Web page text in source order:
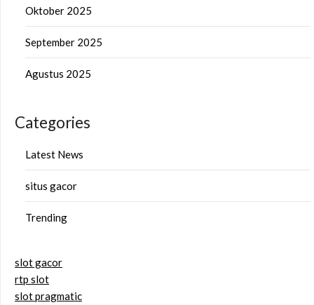
Oktober 2025
September 2025
Agustus 2025
Categories
Latest News
situs gacor
Trending
slot gacor
rtp slot
slot pragmatic